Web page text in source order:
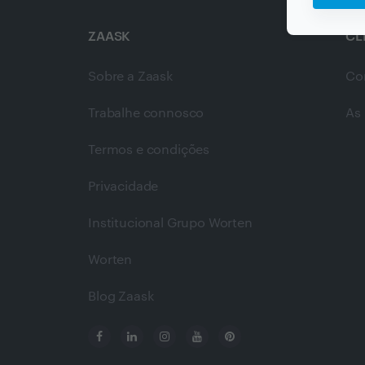
ZAASK
Sobre a Zaask
Trabalhe connosco
Termos e condições
Privacidade
Institucional Grupo Worten
Worten
Blog Zaask
As